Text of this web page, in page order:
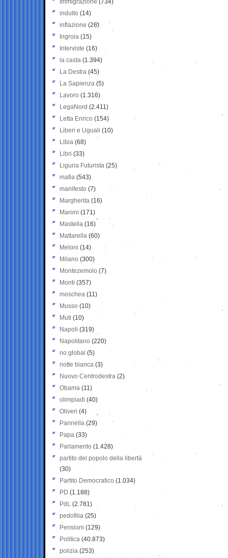
Immigrazione (734)
indulto (14)
inflazione (26)
Ingroia (15)
Interviste (16)
la casta (1.394)
La Destra (45)
La Sapienza (5)
Lavoro (1.316)
LegaNord (2.411)
Letta Enrico (154)
Liberi e Uguali (10)
Libia (68)
Libri (33)
Liguria Futurista (25)
mafia (543)
manifesto (7)
Margherita (16)
Maroni (171)
Mastella (16)
Mattarella (60)
Meloni (14)
Milano (300)
Montezemolo (7)
Monti (357)
moschea (11)
Musso (10)
Muti (10)
Napoli (319)
Napolitano (220)
no global (5)
notte bianca (3)
Nuovo Centrodestra (2)
Obama (11)
olimpiadi (40)
Oliveri (4)
Pannella (29)
Papa (33)
Parlamento (1.428)
partito del popolo della libertà
(30)
Partito Democratico (1.034)
PD (1.188)
PdL (2.781)
pedofilia (25)
Pensioni (129)
Politica (40.873)
polizia (253)